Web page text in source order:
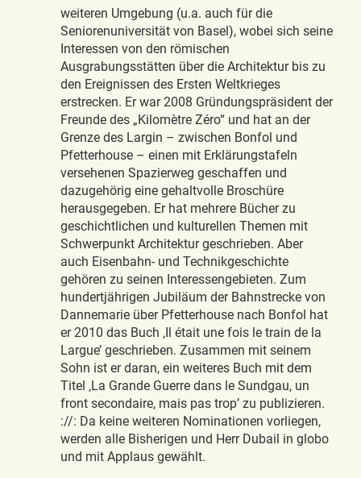
weiteren Umgebung (u.a. auch für die
Seniorenuniversität von Basel), wobei sich seine
Interessen von den römischen
Ausgrabungsstätten über die Architektur bis zu
den Ereignissen des Ersten Weltkrieges
erstrecken. Er war 2008 Gründungspräsident der
Freunde des „Kilomètre Zéro“ und hat an der
Grenze des Largin – zwischen Bonfol und
Pfetterhouse – einen mit Erklärungstafeln
versehenen Spazierweg geschaffen und
dazugehörig eine gehaltvolle Broschüre
herausgegeben. Er hat mehrere Bücher zu
geschichtlichen und kulturellen Themen mit
Schwerpunkt Architektur geschrieben. Aber
auch Eisenbahn- und Technikgeschichte
gehören zu seinen Interessengebieten. Zum
hundertjährigen Jubiläum der Bahnstrecke von
Dannemarie über Pfetterhouse nach Bonfol hat
er 2010 das Buch ‚Il était une fois le train de la
Largue’ geschrieben. Zusammen mit seinem
Sohn ist er daran, ein weiteres Buch mit dem
Titel ‚La Grande Guerre dans le Sundgau, un
front secondaire, mais pas trop’ zu publizieren.
://: Da keine weiteren Nominationen vorliegen,
werden alle Bisherigen und Herr Dubail in globo
und mit Applaus gewählt.